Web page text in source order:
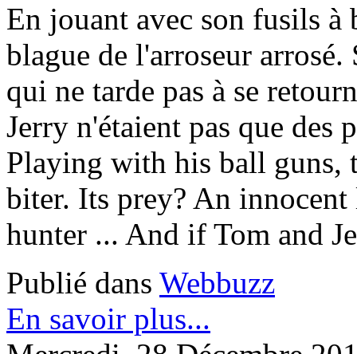
En jouant avec son fusils à
blague de l'arroseur
qui ne tarde pas à se
Jerry n'étaient pas que des
Playing with his ball guns,
biter. Its prey? An
hunter ... And if Tom and
Publié dans Webbuzz
En savoir plus...